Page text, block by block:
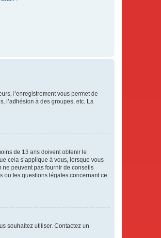
l’enregistrement vous permet de
l’adhésion à des groupes, etc. La
de 13 ans doivent obtenir le
cela s’applique à vous, lorsque vous
ne peuvent pas fournir de conseils
ou les questions légales concernant ce
souhaitez utiliser. Contactez un